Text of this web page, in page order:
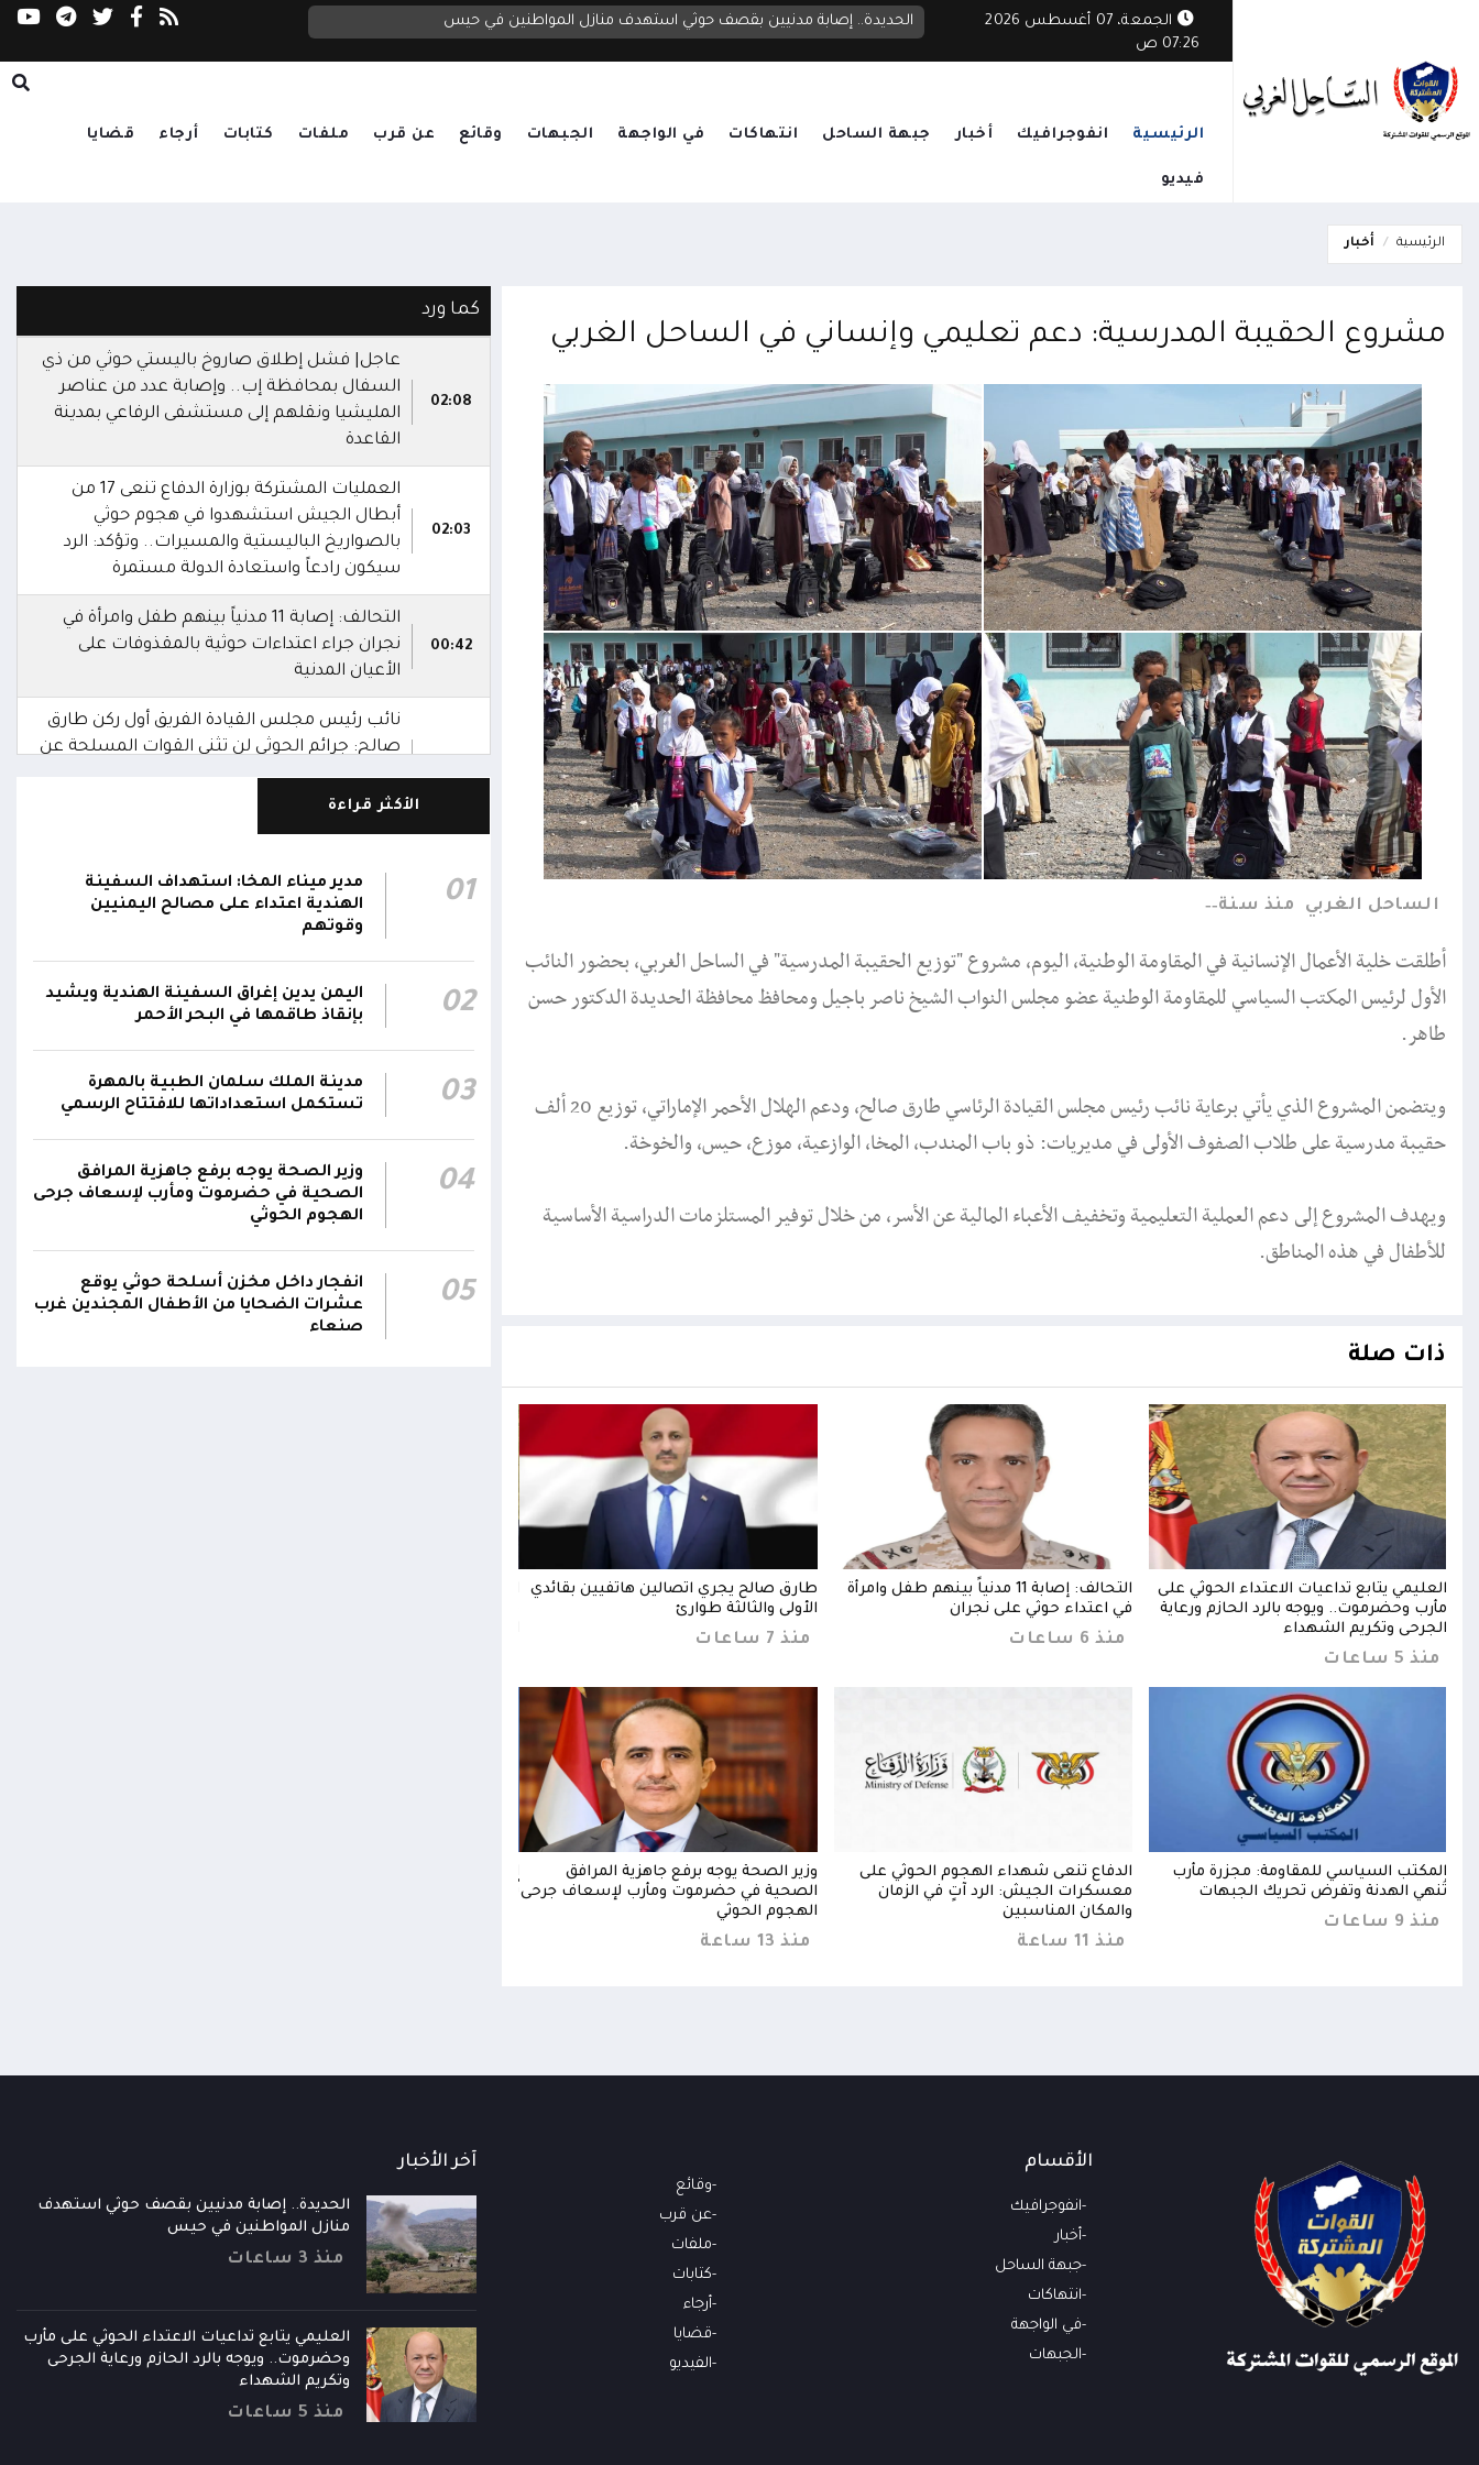
الجمعة، 07 أغسطس 2026
07:26 ص
الحديدة.. إصابة مدنيين بقصف حوثي استهدف منازل المواطنين في حيس
الرئيسية انفوجرافيك أخبار جبهة الساحل انتهاكات في الواجهة الجبهات وقائع عن قرب ملفات كتابات أرجاء قضايا
فيديو
الرئيسية أخبار
مشروع الحقيبة المدرسية: دعم تعليمي وإنساني في الساحل الغربي
الساحل الغربي منذ سنة
أطلقت خلية الأعمال الإنسانية في المقاومة الوطنية، اليوم، مشروع "توزيع الحقيبة المدرسية" في الساحل الغربي، بحضور النائب
الأول لرئيس المكتب السياسي للمقاومة الوطنية عضو مجلس النواب الشيخ ناصر باجيل ومحافظ محافظة الحديدة الدكتور حسن
طاهر.
ويتضمن المشروع الذي يأتي برعاية نائب رئيس مجلس القيادة الرئاسي طارق صالح، ودعم الهلال الأحمر الإماراتي، توزيع 20 ألف
حقيبة مدرسية على طلاب الصفوف الأولى في مديريات: ذو باب المندب، المخا، الوازعية، موزع، حيس، والخوخة.
ويهدف المشروع إلى دعم العملية التعليمية وتخفيف الأعباء المالية عن الأسر، من خلال توفير المستلزمات الدراسية الأساسية
للأطفال في هذه المناطق.
ذات صلة
العليمي يتابع تداعيات الاعتداء الحوثي على
مأرب وحضرموت.. ويوجه بالرد الحازم ورعاية
الجرحى وتكريم الشهداء
منذ 5 ساعات
التحالف: إصابة 11 مدنياً بينهم طفل وامرأة
في اعتداء حوثي على نجران
منذ 6 ساعات
طارق صالح يجري اتصالين هاتفيين بقائدي
الأولى والثالثة طوارئ
منذ 7 ساعات
المكتب السياسي للمقاومة: مجزرة مأرب
تُنهي الهدنة وتفرض تحريك الجبهات
منذ 9 ساعات
الدفاع تنعى شهداء الهجوم الحوثي على
معسكرات الجيش: الرد آتٍ في الزمان
والمكان المناسبين
منذ 11 ساعة
وزير الصحة يوجه برفع جاهزية المرافق
الصحية في حضرموت ومأرب لإسعاف جرحى
الهجوم الحوثي
منذ 13 ساعة
كما ورد
02:08
عاجل| فشل إطلاق صاروخ باليستي حوثي من ذي
السفال بمحافظة إب.. وإصابة عدد من عناصر
المليشيا ونقلهم إلى مستشفى الرفاعي بمدينة
القاعدة
02:03
العمليات المشتركة بوزارة الدفاع تنعى 17 من
أبطال الجيش استشهدوا في هجوم حوثي
بالصواريخ الباليستية والمسيرات.. وتؤكد: الرد
سيكون رادعاً واستعادة الدولة مستمرة
00:42
التحالف: إصابة 11 مدنياً بينهم طفل وامرأة في
نجران جراء اعتداءات حوثية بالمقذوفات على
الأعيان المدنية
نائب رئيس مجلس القيادة الفريق أول ركن طارق
صالح: جرائم الحوثي لن تثني القوات المسلحة عن
أداء واجبها الوطني واستعادة الدولة وعاصمتها
صنعاء
00:28
صالح يشيد بالروح القتالية العالية لكافة منتسبي
الفرقتين الأولى والثالثة وحسن التعامل مع
الموقف وثبات المقاتلين في مواقعهم
00:26
الفريق أول ركن طارق صالح يعزي في اتصالين
هاتفيين قائدي الفرقتين الأولى والثالثة طوارئ في
استشهاد عدد من الأبطال بالهجوم الحوثي الغادر
اللجنة الأمنية بحضرموت تدين هجوم مليشيا
الحوثي على القوات المسلحة وتؤكد استمرار
والاستقرار
23:05
جدد #المكتب_السياسي تمسكه بمواصلة النضال
البلاد واستعادة العاصمة صنعاء وإنهاء الانقلاب
الأكثر قراءة
01
مدير ميناء المخا: استهداف السفينة
الهندية اعتداء على مصالح اليمنيين
وقوتهم
02
اليمن يدين إغراق السفينة الهندية ويشيد
بإنقاذ طاقمها في البحر الأحمر
03
مدينة الملك سلمان الطبية بالمهرة
تستكمل استعداداتها للافتتاح الرسمي
04
وزير الصحة يوجه برفع جاهزية المرافق
الصحية في حضرموت ومأرب لإسعاف جرحى
الهجوم الحوثي
05
انفجار داخل مخزن أسلحة حوثي يوقع
عشرات الضحايا من الأطفال المجندين غرب
صنعاء
الأقسام
انفوجرافيك
أخبار
جبهة الساحل
انتهاكات
في الواجهة
الجبهات
وقائع
عن قرب
ملفات
كتابات
أرجاء
قضايا
الفيديو
آخر الأخبار
الحديدة.. إصابة مدنيين بقصف حوثي استهدف
منازل المواطنين في حيس
منذ 3 ساعات
العليمي يتابع تداعيات الاعتداء الحوثي على مأرب
وحضرموت.. ويوجه بالرد الحازم ورعاية الجرحى
وتكريم الشهداء
منذ 5 ساعات